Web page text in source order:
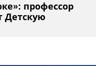
профессор
Детскую